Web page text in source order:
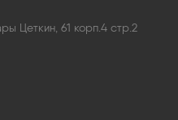
Цеткин, 61 корп.4 стр.2